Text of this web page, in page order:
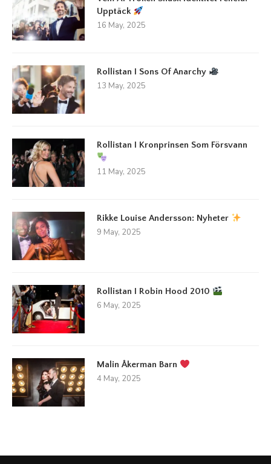
Upptäck
16 May, 2025
Rollistan I Sons Of Anarchy
13 May, 2025
Rollistan I Kronprinsen Som Försvann
11 May, 2025
Rikke Louise Andersson: Nyheter
9 May, 2025
Rollistan I Robin Hood 2010
6 May, 2025
Malin Åkerman Barn
4 May, 2025